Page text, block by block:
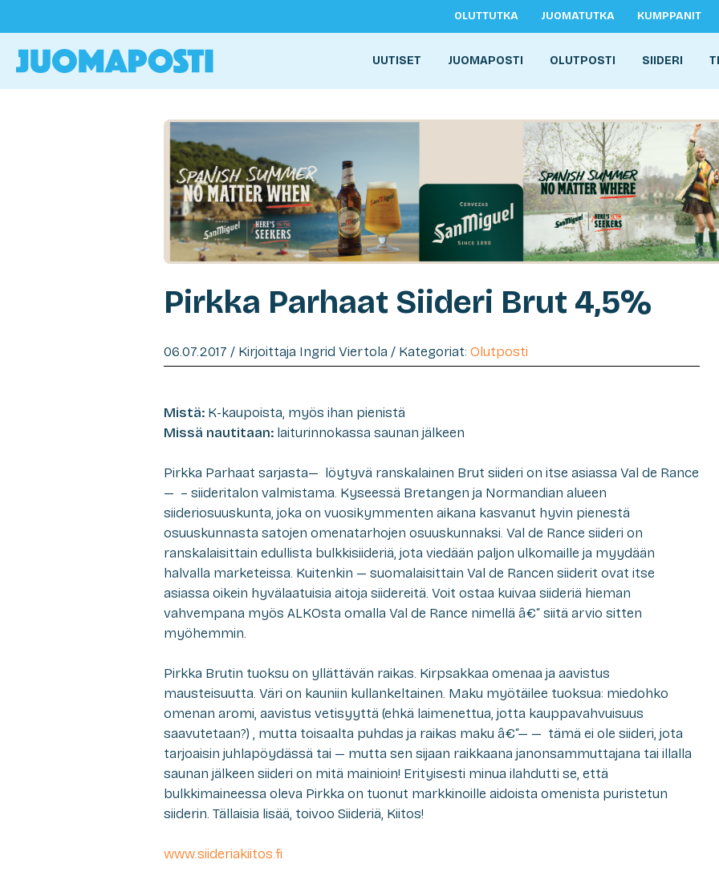
OLUTTUTKA JUOMATUTKA KUMPPANIT
UUTISET JUOMAPOSTI OLUTPOSTI SIIDERI
Pirkka Parhaat Siideri Brut 4,5%
06.07.2017 / Kirjoittaja Ingrid Viertola / Kategoriat: Olutposti
Mistä: K-kaupoista, myös ihan pienistä
Missä nautitaan: laiturinnokassa saunan jälkeen
Pirkka Parhaat sarjasta— löytyvä ranskalainen Brut siideri on itse asiassa Val de Rance
— – siideritalon valmistama. Kyseessä Bretangen ja Normandian alueen
siideriosuuskunta, joka on vuosikymmenten aikana kasvanut hyvin pienestä
osuuskunnasta satojen omenatarhojen osuuskunnaksi. Val de Rance siideri on
ranskalaisittain edullista bulkkisiideriä, jota viedään paljon ulkomaille ja myydään
halvalla marketeissa. Kuitenkin — suomalaisittain Val de Rancen siiderit ovat itse
asiassa oikein hyvälaatuisia aitoja siidereitä. Voit ostaa kuivaa siideriä hieman
vahvempana myös ALKOsta omalla Val de Rance nimellä â€“ siitä arvio sitten
myöhemmin.
Pirkka Brutin tuoksu on yllättävän raikas. Kirpsakkaa omenaa ja aavistus
mausteisuutta. Väri on kauniin kullankeltainen. Maku myötäilee tuoksua: miedohko
omenan aromi, aavistus vetisyyttä (ehkä laimenettua, jotta kauppavahvuisuus
saavutetaan?) , mutta toisaalta puhdas ja raikas maku â€“— — tämä ei ole siideri, jota
tarjoaisin juhlapöydässä tai — mutta sen sijaan raikkaana janonsammuttajana tai illalla
saunan jälkeen siideri on mitä mainioin! Erityisesti minua ilahdutti se, että
bulkkimaineessa oleva Pirkka on tuonut markkinoille aidoista omenista puristetun
siiderin. Tällaisia lisää, toivoo Siideriä, Kiitos!
www.siideriakiitos.fi